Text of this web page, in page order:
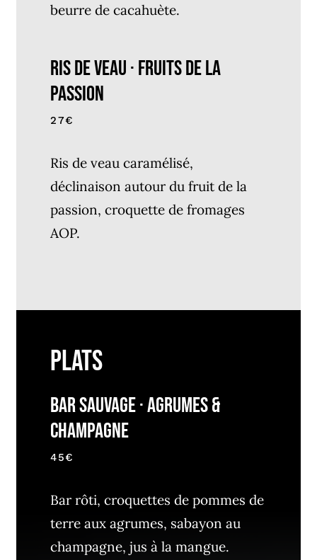
beurre de cacahuète.
Ris de Veau · Fruits de la
Passion
27€
Ris de veau caramélisé,
déclinaison autour du fruit de la
passion, croquette de fromages
AOP.
Plats
Bar Sauvage · Agrumes &
Champagne
45€
Bar rôti, croquettes de pommes de
terre aux agrumes, sabayon au
champagne, jus à la mangue.